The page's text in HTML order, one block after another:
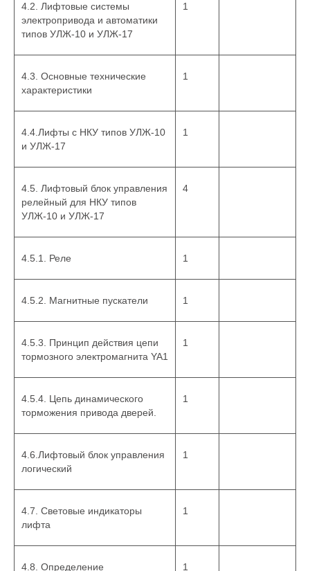
4.2. Лифтовые системы
электропривода и автоматики
типов УЛЖ-10 и УЛЖ-17
1
4.3. Основные технические
характеристики
1
4.4.Лифты с НКУ типов УЛЖ-10
и УЛЖ-17
1
4.5. Лифтовый блок управления
релейный для НКУ типов
УЛЖ-10 и УЛЖ-17
4
4.5.1. Реле 1
4.5.2. Магнитные пускатели 1
4.5.3. Принцип действия цепи
тормозного электромагнита YA1
1
4.5.4. Цепь динамического
торможения привода дверей.
1
4.6.Лифтовый блок управления
логический
1
4.7. Световые индикаторы
лифта
1
4.8. Определение
1